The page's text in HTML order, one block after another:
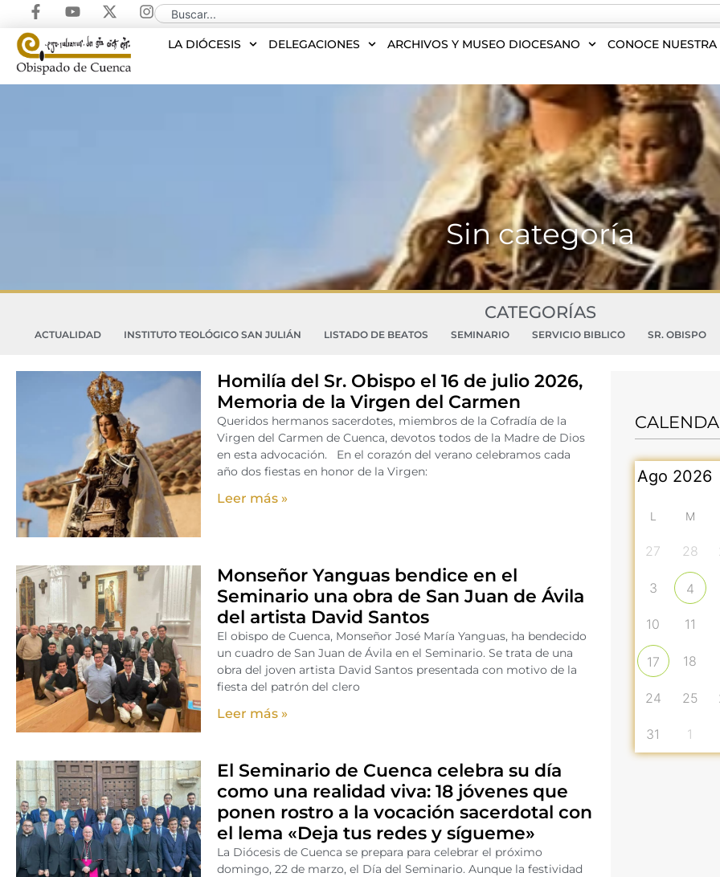
LA DIÓCESIS DELEGACIONES ARCHIVOS Y MUSEO DIOCESANO CONOCE NUESTRA
Sin categoría
CATEGORÍAS
ACTUALIDAD INSTITUTO TEOLÓGICO SAN JULIÁN LISTADO DE BEATOS SEMINARIO SERVICIO BIBLICO SR. OBISPO
Homilía del Sr. Obispo el 16 de julio 2026,
Memoria de la Virgen del Carmen
Queridos hermanos sacerdotes, miembros de la Cofradía de la
Virgen del Carmen de Cuenca, devotos todos de la Madre de Dios
en esta advocación. En el corazón del verano celebramos cada
año dos fiestas en honor de la Virgen:
Leer más »
Monseñor Yanguas bendice en el
Seminario una obra de San Juan de Ávila
del artista David Santos
El obispo de Cuenca, Monseñor José María Yanguas, ha bendecido
un cuadro de San Juan de Ávila en el Seminario. Se trata de una
obra del joven artista David Santos presentada con motivo de la
fiesta del patrón del clero
Leer más »
El Seminario de Cuenca celebra su día
como una realidad viva: 18 jóvenes que
ponen rostro a la vocación sacerdotal con
el lema «Deja tus redes y sígueme»
La Diócesis de Cuenca se prepara para celebrar el próximo
domingo, 22 de marzo, el Día del Seminario. Aunque la festividad
L M
27 28
3 4
10 11
17 18
24 25
31 1